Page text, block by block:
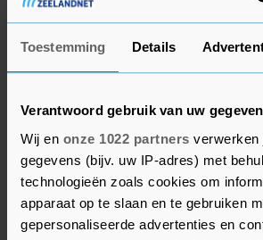
Toestemming Details
Verantwoord gebruik van uw
Wij en onze 1022 partners verwerken
gegevens (bijv. uw IP-adres) met
technologieën zoals cookies om
apparaat op te slaan en te gebruiken
gepersonaliseerde advertenties en
"Wij willen ook graag dat wolven
aanvallen. Veehouders moeten
voor het aanbrengen van
dat in Gelderland al geregeld is.
terug en daar gaan we de
van merken", aldus La Haye.